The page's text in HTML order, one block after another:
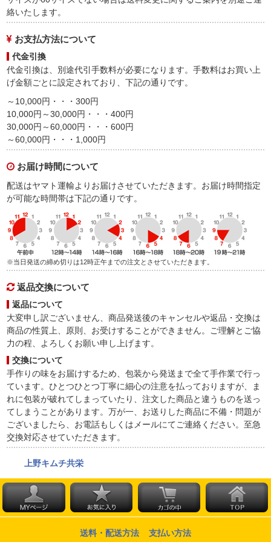
絡いたします。
お支払方法について
代金引換
代金引換は、別途代引手数料が必要になります。手数料はお買い上
げ金額ごとに設定されており、下記の通りです。
～10,000円・・・300円
10,000円～30,000円・・・400円
30,000円～60,000円・・・600円
～60,000円・・・1,000円
お届け時間について
配送はヤマト運輸よりお届けさせていただきます。お届け時間指定
が可能な時間帯は下記の通りです。
※当日発送の締め切りは12時正午までの注文とさせていただきます。
返品交換について
返品について
大変申し訳ございません、商品発送後のキャンセルや返品・交換は
商品の性質上、原則、お受けすることができません。ご理解とご協
力の程、よろしくお願い申し上げます。
交換について
手作りの味をお届けするため、包装から発送まで全て手作業で行っ
ています。ひとつひとつ丁寧に細心の注意を払っておりますが、ま
れに包装が破れてしまっていたり、注文した商品と違うものを送っ
てしまうことがあります。万が一、お送りした商品に不備・問題が
ございましたら、お電話もしくはメールにてご連絡ください。至急
交換対応させていただきます。
上野キムチ共栄
送料・配送方法 支払い方法